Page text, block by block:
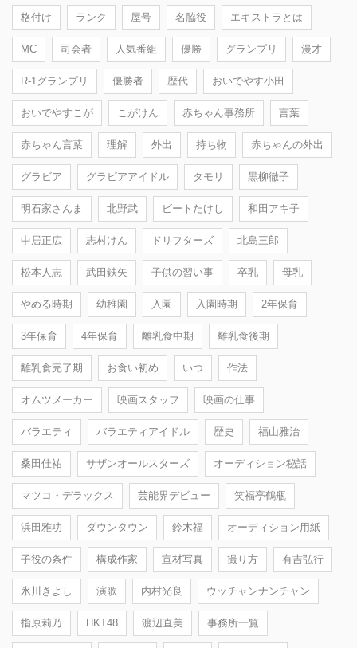
格付け ランク 屋号 名脇役 エキストラとは
MC 司会者 人気番組 優勝 グランプリ 漫才
R-1グランプリ 優勝者 歴代 おいでやす小田
おいでやすこが こがけん 赤ちゃん事務所 言葉
赤ちゃん言葉 理解 外出 持ち物 赤ちゃんの外出
グラビア グラビアアイドル タモリ 黒柳徹子
明石家さんま 北野武 ビートたけし 和田アキ子
中居正広 志村けん ドリフターズ 北島三郎
松本人志 武田鉄矢 子供の習い事 卒乳 母乳
やめる時期 幼稚園 入園 入園時期 2年保育
3年保育 4年保育 離乳食中期 離乳食後期
離乳食完了期 お食い初め いつ 作法
オムツメーカー 映画スタッフ 映画の仕事
バラエティ バラエティアイドル 歴史 福山雅治
桑田佳祐 サザンオールスターズ オーディション秘話
マツコ・デラックス 芸能界デビュー 笑福亭鶴瓶
浜田雅功 ダウンタウン 鈴木福 オーディション用紙
子役の条件 構成作家 宣材写真 撮り方 有吉弘行
氷川きよし 演歌 内村光良 ウッチャンナンチャン
指原莉乃 HKT48 渡辺直美 事務所一覧